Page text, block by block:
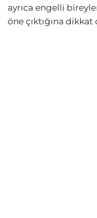
ayrıca engelli
öne çıktığına dikkat